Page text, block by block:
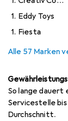
1. Eddy Toys
1. Fiesta
Alle 57 Marken
So lange dauert
Servicestelle
Durchschnitt.